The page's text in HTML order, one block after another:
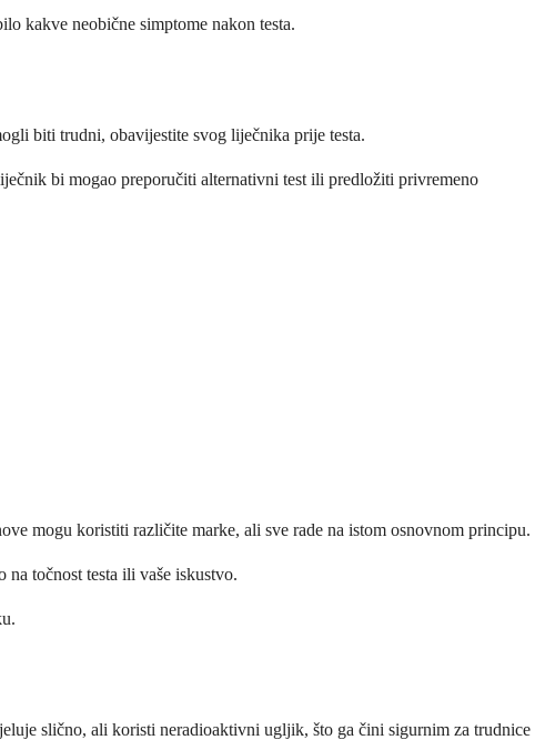
kakve neobične simptome nakon testa.
biti trudni, obavijestite svog liječnika prije testa.
bi mogao preporučiti alternativni test ili predložiti privremeno
mogu koristiti različite marke, ali sve rade na istom osnovnom principu.
točnost testa ili vaše iskustvo.
slično, ali koristi neradioaktivni ugljik, što ga čini sigurnim za trudnice